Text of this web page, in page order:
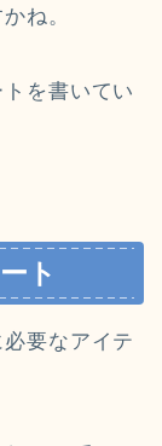
ね。
を書いてい
ト
要なアイテ